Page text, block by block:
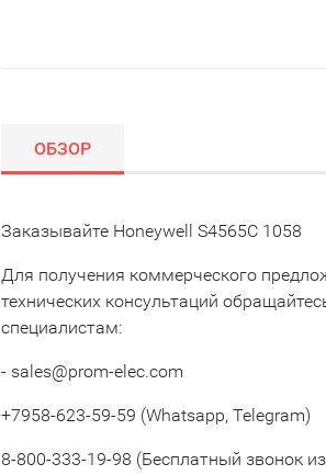
ОБЗОР
Заказывайте Honeywell S4565C 1058
Для получения коммерческого
технических консультаций
специалистам:
- sales@prom-elec.com
+7958-623-59-59 (Whatsapp, Telegram)
8-800-333-19-98 (Бесплатный звонок